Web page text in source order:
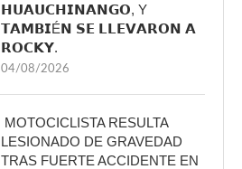
𝗛𝗨𝗔𝗨𝗖𝗛𝗜𝗡𝗔𝗡𝗚𝗢, Y
𝗧𝗔𝗠𝗕𝗜É𝗡 𝗦𝗘 𝗟𝗟𝗘𝗩𝗔𝗥𝗢𝗡 𝗔
𝗥𝗢𝗖𝗞𝗬.
04/08/2026
MOTOCICLISTA RESULTA
LESIONADO DE GRAVEDAD
TRAS FUERTE ACCIDENTE EN